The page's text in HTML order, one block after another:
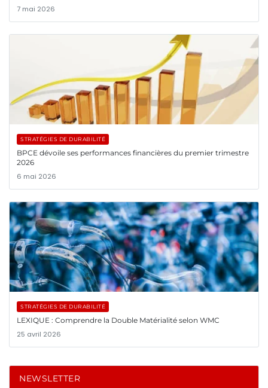
7 mai 2026
STRATÉGIES DE DURABILITÉ
BPCE dévoile ses performances financières du premier trimestre
2026
6 mai 2026
STRATÉGIES DE DURABILITÉ
LEXIQUE : Comprendre la Double Matérialité selon WMC
25 avril 2026
NEWSLETTER